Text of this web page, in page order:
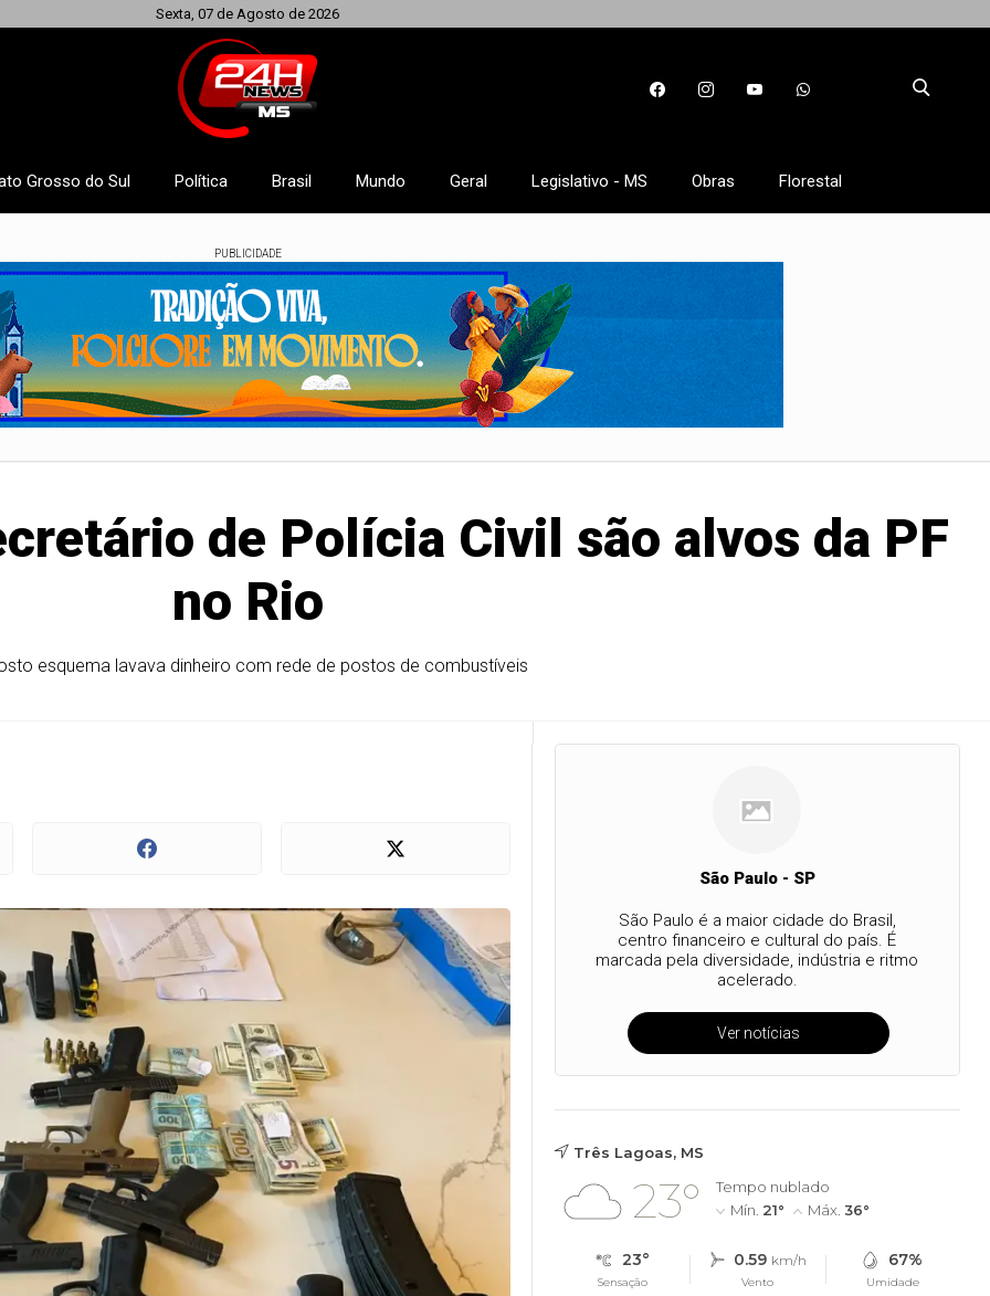
Sexta, 07 de Agosto de 2026
Grosso do Sul Política Brasil Mundo Geral Legislativo - MS Obras Florestal
PUBLICIDADE
de Polícia Civil são alvos da PF
no Rio
esquema lavava dinheiro com rede de postos de combustíveis
São Paulo - SP
São Paulo é a maior cidade do Brasil,
centro financeiro e cultural do país. É
marcada pela diversidade, indústria e ritmo
acelerado.
Ver notícias
Três Lagoas, MS
23°
Tempo nublado
Mín. 21° Máx. 36°
23°
Sensação
0.59 km/h
Vento
67%
Umidade